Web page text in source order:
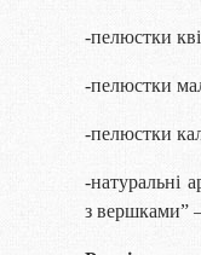
-пелюстки
-пелюстки
-пелюстки
-натуральні
з вершками”